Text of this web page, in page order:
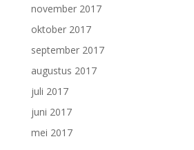
november 2017
oktober 2017
september 2017
augustus 2017
juli 2017
juni 2017
mei 2017